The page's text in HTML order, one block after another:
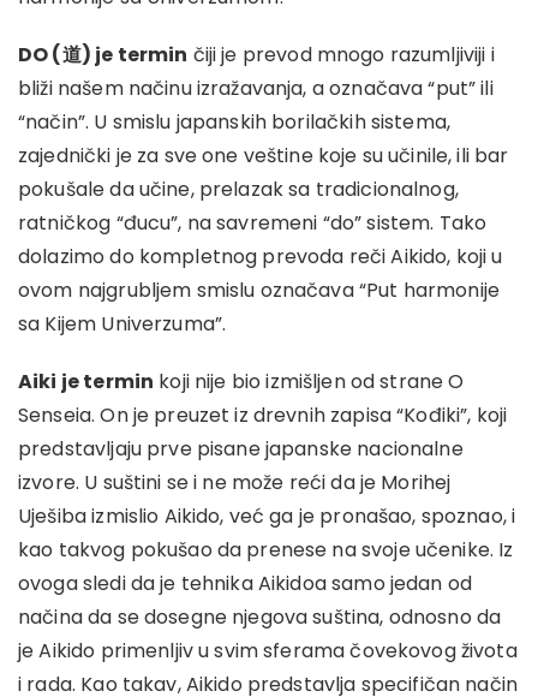
DO (道) je termin čiji je prevod mnogo razumljiviji i
bliži našem načinu izražavanja, a označava “put” ili
“način”. U smislu japanskih borilačkih sistema,
zajednički je za sve one veštine koje su učinile, ili bar
pokušale da učine, prelazak sa tradicionalnog,
ratničkog “đucu”, na savremeni “do” sistem. Tako
dolazimo do kompletnog prevoda reči Aikido, koji u
ovom najgrubljem smislu označava “Put harmonije
sa Kijem Univerzuma”.
Aiki je termin koji nije bio izmišljen od strane O
Senseia. On je preuzet iz drevnih zapisa “Kođiki”, koji
predstavljaju prve pisane japanske nacionalne
izvore. U suštini se i ne može reći da je Morihej
Uješiba izmislio Aikido, već ga je pronašao, spoznao, i
kao takvog pokušao da prenese na svoje učenike. Iz
ovoga sledi da je tehnika Aikidoa samo jedan od
načina da se dosegne njegova suština, odnosno da
je Aikido primenljiv u svim sferama čovekovog života
i rada. Kao takav, Aikido predstavlja specifičan način